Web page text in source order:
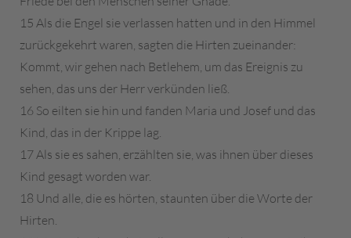
15 Als die Engel sie verlassen hatten und in den Himmel
zurückgekehrt waren, sagten die Hirten zueinander:
Kommt, wir gehen nach Betlehem, um das Ereignis zu
sehen, das uns der Herr verkünden ließ.
16 So eilten sie hin und fanden Maria und Josef und das
Kind, das in der Krippe lag.
17 Als sie es sahen, erzählten sie, was ihnen über dieses
Kind gesagt worden war.
18 Und alle, die es hörten, staunten über die Worte der
Hirten.